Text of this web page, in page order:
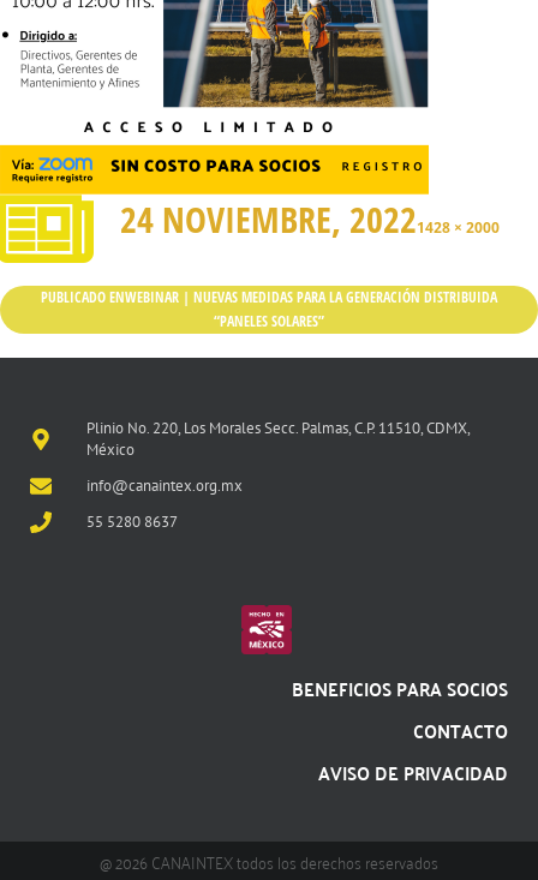
24 NOVIEMBRE, 20221428 × 2000
PUBLICADO ENWEBINAR | NUEVAS MEDIDAS PARA LA GENERACIÓN DISTRIBUIDA
“PANELES SOLARES”
Plinio No. 220, Los Morales Secc. Palmas, C.P. 11510, CDMX,
México
info@canaintex.org.mx
55 5280 8637
BENEFICIOS PARA SOCIOS
CONTACTO
AVISO DE PRIVACIDAD
@ 2026 CANAINTEX todos los derechos reservados